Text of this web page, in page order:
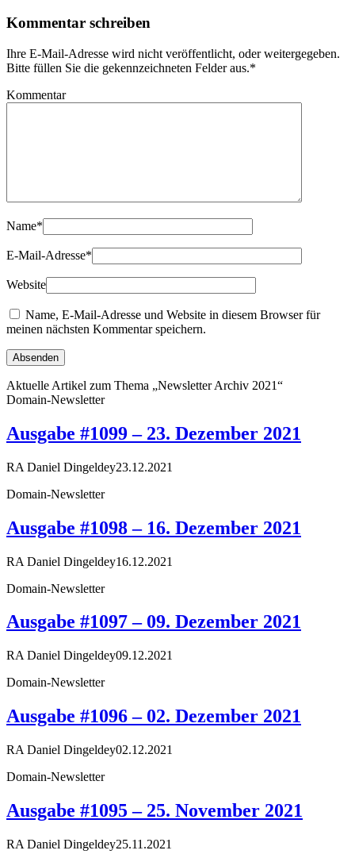
Kommentar schreiben
Ihre E-Mail-Adresse wird nicht veröffentlicht, oder weitergegeben.
Bitte füllen Sie die gekennzeichneten Felder aus.*
Kommentar
Name*
E-Mail-Adresse*
Website
Name, E-Mail-Adresse und Website in diesem Browser für
meinen nächsten Kommentar speichern.
Aktuelle Artikel zum Thema „Newsletter Archiv 2021“
Domain-Newsletter
Ausgabe #1099 – 23. Dezember 2021
RA Daniel Dingeldey23.12.2021
Domain-Newsletter
Ausgabe #1098 – 16. Dezember 2021
RA Daniel Dingeldey16.12.2021
Domain-Newsletter
Ausgabe #1097 – 09. Dezember 2021
RA Daniel Dingeldey09.12.2021
Domain-Newsletter
Ausgabe #1096 – 02. Dezember 2021
RA Daniel Dingeldey02.12.2021
Domain-Newsletter
Ausgabe #1095 – 25. November 2021
RA Daniel Dingeldey25.11.2021